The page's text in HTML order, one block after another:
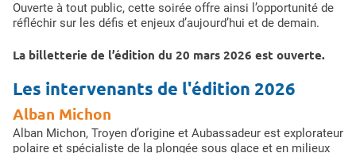
Ouverte à tout public, cette soirée offre ainsi l’opportunité de
réfléchir sur les défis et enjeux d’aujourd’hui et de demain.
La billetterie de l’édition du 20 mars 2026 est ouverte.
Les intervenants de l'édition 2026
Alban Michon
Alban Michon, Troyen d’origine et Aubassadeur est explorateur
polaire et spécialiste de la plongée sous glace et en milieux